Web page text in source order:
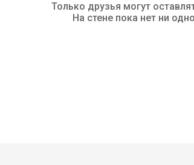
Только друзья могут
На стене пока нет ни